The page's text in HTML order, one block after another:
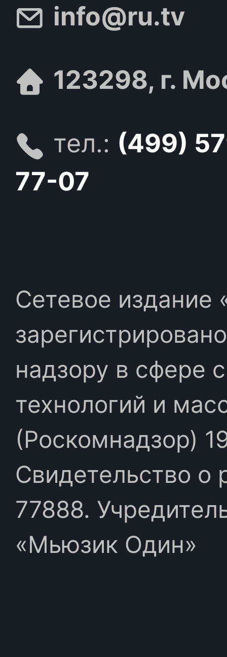
info@ru.tv
123298, г.
тел.: (499)
77-07
Сетевое издание
надзору в сфере
технологий и
(Роскомнадзор)
Свидетельство
77888.
«Мьюзик Один»